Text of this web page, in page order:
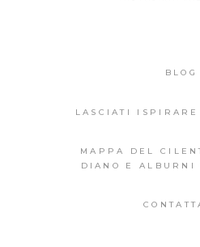
BLOG
LASCIATI
MAPPA DEL
DIANO E ALBURNI